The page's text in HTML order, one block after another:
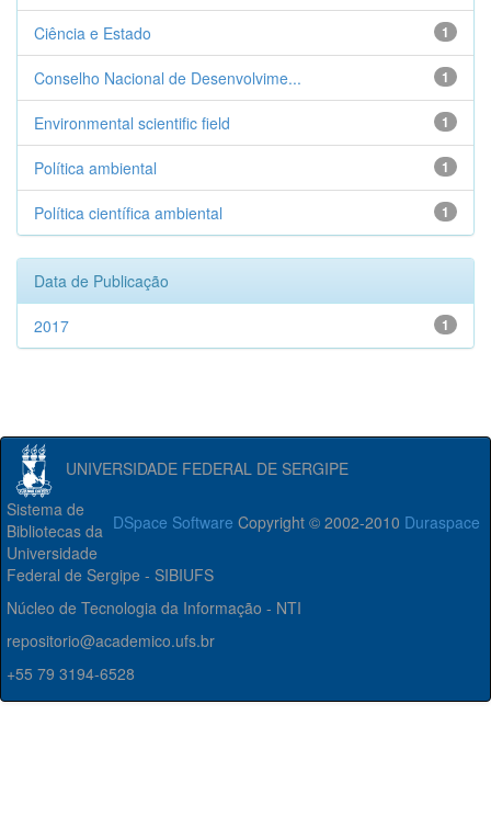
1
Ciência e Estado
1
Conselho Nacional de Desenvolvime...
1
Environmental scientific field
1
Política ambiental
1
Política científica ambiental
Data de Publicação
1
2017
UNIVERSIDADE FEDERAL DE SERGIPE
DSpace Software Copyright © 2002-2010 Duraspace
Sistema de
Bibliotecas da
Universidade
Federal de Sergipe - SIBIUFS
Núcleo de Tecnologia da Informação - NTI
repositorio@academico.ufs.br
+55 79 3194-6528